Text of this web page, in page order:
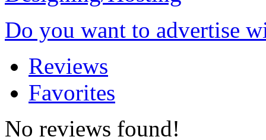
Do you want to advertise
Reviews
Favorites
No reviews found!